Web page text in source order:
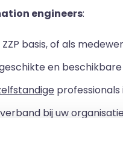
engineers:
basis, of als
en beschikbare
bij uw